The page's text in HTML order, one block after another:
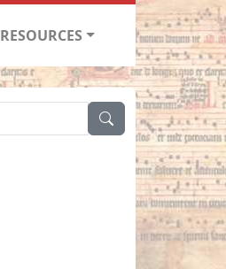
RESOURCES